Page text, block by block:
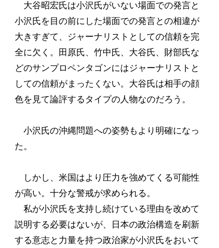
大谷昭宏氏は小沢氏がいない場面での発言と
小沢氏を目の前にした場面での発言との相違が
大きすぎて、ジャーナリストとしての信頼を完
全に欠く。田原氏、竹中氏、大谷氏、財部氏な
どのサンプロペンタゴンにはジャーナリストと
しての信頼がまったくない。大谷氏は相手の顔
色を見て論評するタイプの人物なのだろう。
小沢氏の沖縄問題への姿勢もより明確になっ
た。
しかし、米国はより圧力を強めてくる可能性
が高い。十分な警戒が求められる。
私が小沢氏を支持し続けている理由を改めて
説明する必要はないが、日本の政治構造を刷新
する意志と力量を持つ政治家が小沢氏をおいて